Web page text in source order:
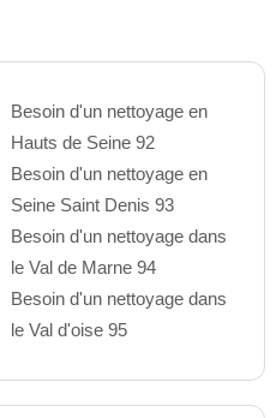
Besoin d'un nettoyage en
Hauts de Seine 92
Besoin d'un nettoyage en
Seine Saint Denis 93
Besoin d'un nettoyage dans
le Val de Marne 94
Besoin d'un nettoyage dans
le Val d'oise 95